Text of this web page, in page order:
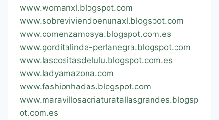
www.womanxl.blogspot.com
www.sobreviviendoenunaxl.blogspot.com
www.comenzamosya.blogspot.com.es
www.gorditalinda-perlanegra.blogspot.com
www.lascositasdelulu.blogspot.com.es
www.ladyamazona.com
www.fashionhadas.blogspot.com
www.maravillosacriaturatallasgrandes.blogsp
ot.com.es